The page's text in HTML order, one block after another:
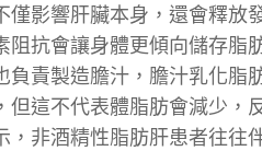
僅影響肝臟本身，還會釋放
阻抗會讓身體更傾向儲存脂
負責製造膽汁，膽汁乳化脂
但這不代表體脂肪會減少，
，非酒精性脂肪肝患者往往